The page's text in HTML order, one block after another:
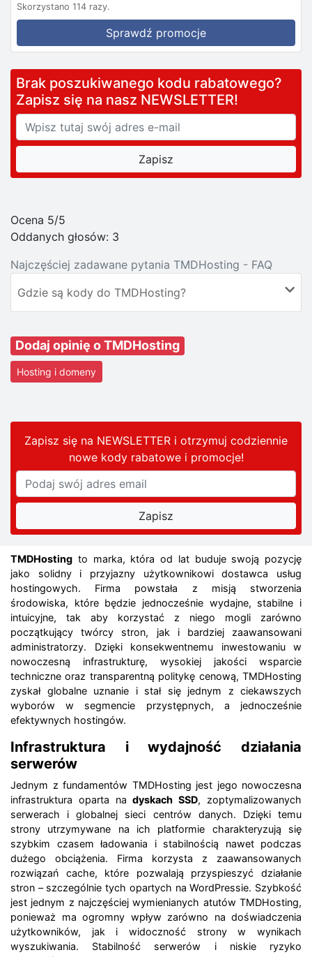
Skorzystano 114 razy.
Sprawdź promocje
Brak poszukiwanego kodu rabatowego?
Zapisz się na nasz NEWSLETTER!
Ocena 5/5
Oddanych głosów: 3
Najczęściej zadawane pytania TMDHosting - FAQ
Gdzie są kody do TMDHosting?
Dodaj opinię o TMDHosting
Hosting i domeny
Zapisz się na NEWSLETTER i otrzymuj codziennie
nowe kody rabatowei promocje!
TMDHosting to marka, która od lat buduje swoją pozycję
jako solidny i przyjazny użytkownikowi dostawca usług
hostingowych. Firma powstała z misją stworzenia
środowiska, które będzie jednocześnie wydajne, stabilne i
intuicyjne, tak aby korzystać z niego mogli zarówno
początkujący twórcy stron, jak i bardziej zaawansowani
administratorzy. Dzięki konsekwentnemu inwestowaniu w
nowoczesną infrastrukturę, wysokiej jakości wsparcie
techniczne oraz transparentną politykę cenową, TMDHosting
zyskał globalne uznanie i stał się jednym z ciekawszych
wyborów w segmencie przystępnych, a jednocześnie
efektywnych hostingów.
Infrastruktura i wydajność działania
serwerów
Jednym z fundamentów TMDHosting jest jego nowoczesna
infrastruktura oparta nadyskach SSD, zoptymalizowanych
serwerach i globalnej sieci centrów danych. Dzięki temu
strony utrzymywane na ich platformie charakteryzują się
szybkim czasem ładowania i stabilnością nawet podczas
dużego obciążenia. Firma korzysta z zaawansowanych
rozwiązań cache, które pozwalają przyspieszyć działanie
stron – szczególnie tych opartych na WordPressie. Szybkość
jest jednym z najczęściej wymienianych atutów TMDHosting,
ponieważ ma ogromny wpływ zarówno na doświadczenia
użytkowników, jak i widoczność strony w wynikach
wyszukiwania. Stabilność serwerów i niskie ryzyko